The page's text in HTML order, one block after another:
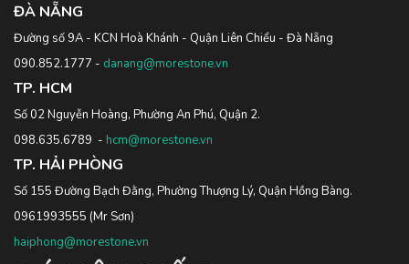
ĐÀ NẴNG
Đường số 9A - KCN Hoà Khánh - Quận Liên Chiểu - Đà Nẵng
090.852.1777 - danang@morestone.vn
TP. HCM
Số 02 Nguyễn Hoàng, Phường An Phú, Quận 2.
098.635.6789 - hcm@morestone.vn
TP. HẢI PHÒNG
Số 155 Đường Bạch Đằng, Phường Thượng Lý, Quận Hồng Bàng.
0961993555 (Mr Sơn)
haiphong@morestone.vn